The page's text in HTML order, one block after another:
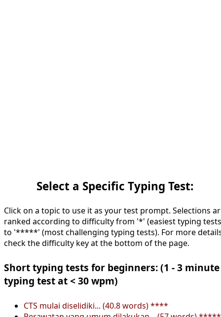
Select a Specific Typing Test:
Click on a topic to use it as your test prompt. Selections
ranked according to difficulty from '*' (easiest typing
to '*****' (most challenging typing tests). For more
check the difficulty key at the bottom of the page.
Short typing tests for beginners: (1 - 3 minute
typing test at < 30 wpm)
CTS mulai diselidiki... (40.8 words) ****